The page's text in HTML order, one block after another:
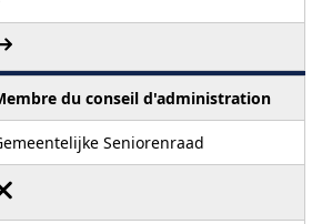
du conseil d'administration
Seniorenraad